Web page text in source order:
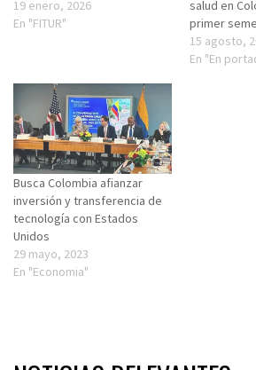
19 enero, 2026
En "FITUR"
salud en
primer
15 agosto,
En "En
Busca Colombia afianzar
inversión y transferencia de
tecnología con Estados
Unidos
29 mayo, 2023
En "Economia"